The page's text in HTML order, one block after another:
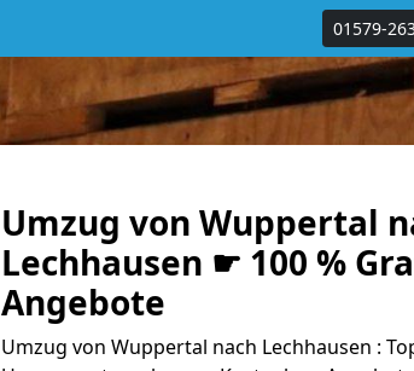
01579-
Umzug von Wuppertal
Lechhausen ☛ 100 %
Angebote
Umzug von Wuppertal nach Lechhausen :